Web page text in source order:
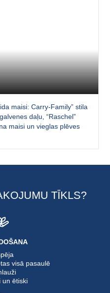
maisi: Carry-Family” stila
daļu, “Raschel”
maisi un vieglas plēves
TĪKLS?
visā pasaulē
un ētiski